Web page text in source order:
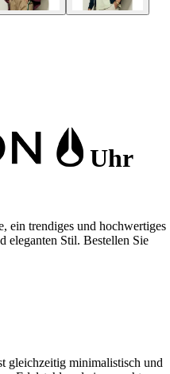
Uhr
ein trendiges und hochwertiges
eleganten Stil. Bestellen Sie
gleichzeitig minimalistisch und